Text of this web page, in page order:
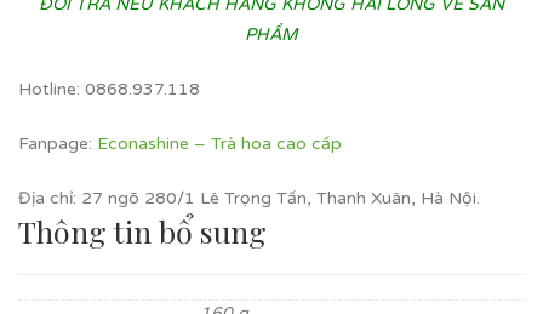
ĐỔI TRẢ NẾU KHÁCH HÀNG KHÔNG HÀI LÒNG VỀ SẢN
PHẨM
Hotline: 0868.937.118
Fanpage: Econashine – Trà hoa cao cấp
Địa chỉ: 27 ngõ 280/1 Lê Trọng Tấn, Thanh Xuân, Hà Nội.
Thông tin bổ sung